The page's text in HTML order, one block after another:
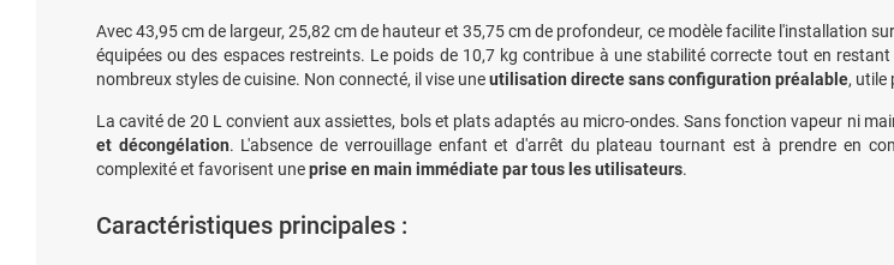
Avec 43,95 cm de largeur, 25,82 cm de hauteur et 35,75 cm de profondeur, ce modèle facilite l'installation
équipées ou des espaces restreints. Le poids de 10,7 kg contribue à une stabilité correcte tout en
nombreux styles de cuisine. Non connecté, il vise uneutilisation directe sans configuration préalable, utile
La cavité de 20 L convient aux assiettes, bols et plats adaptés au micro-ondes. Sans fonction vapeur ni
et décongélation. L'absence de verrouillage enfant et d'arrêt du plateau tournant est à prendre en
complexité et favorisent uneprise en main immédiate par tous les utilisateurs.
Caractéristiques principales :